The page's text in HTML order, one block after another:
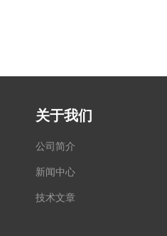
关于我们
公司简介
新闻中心
技术文章